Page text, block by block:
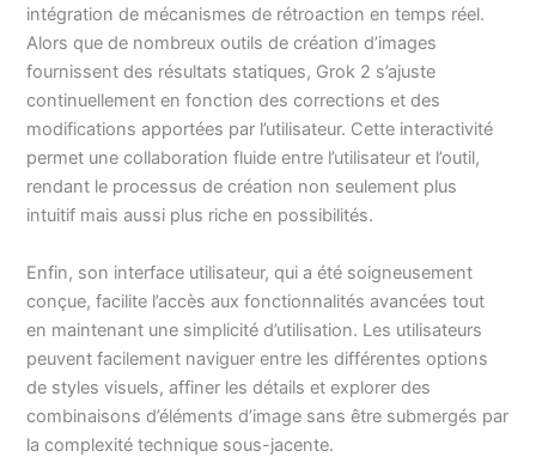
intégration de mécanismes de rétroaction en temps réel.
Alors que de nombreux outils de création d’images
fournissent des résultats statiques, Grok 2 s’ajuste
continuellement en fonction des corrections et des
modifications apportées par l’utilisateur. Cette interactivité
permet une collaboration fluide entre l’utilisateur et l’outil,
rendant le processus de création non seulement plus
intuitif mais aussi plus riche en possibilités.
Enfin, son interface utilisateur, qui a été soigneusement
conçue, facilite l’accès aux fonctionnalités avancées tout
en maintenant une simplicité d’utilisation. Les utilisateurs
peuvent facilement naviguer entre les différentes options
de styles visuels, affiner les détails et explorer des
combinaisons d’éléments d’image sans être submergés par
la complexité technique sous-jacente.